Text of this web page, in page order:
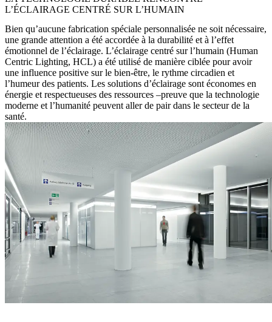
L’ÉCLAIRAGE CENTRÉ SUR L’HUMAIN
Bien qu’aucune fabrication spéciale personnalisée ne soit nécessaire,
une grande attention a été accordée à la durabilité et à l’effet
émotionnel de l’éclairage. L’éclairage centré sur l’humain (Human
Centric Lighting, HCL) a été utilisé de manière ciblée pour avoir
une influence positive sur le bien-être, le rythme circadien et
l’humeur des patients. Les solutions d’éclairage sont économes en
énergie et respectueuses des ressources –preuve que la technologie
moderne et l’humanité peuvent aller de pair dans le secteur de la
santé.